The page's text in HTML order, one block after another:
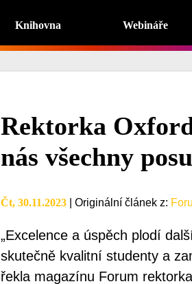
Knihovna Webináře
Rektorka
nás všechny
Čt, 30.11.2023 Originální článek z:
„Excelence a úspěch plodí
skutečně kvalitní studenty a
řekla magazínu Forum